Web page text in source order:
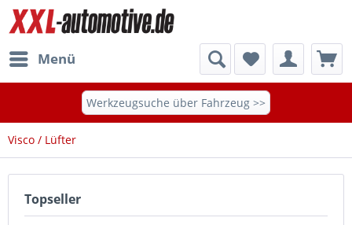
Menü
Werkzeugsuche über Fahrzeug >>
Visco / Lüfter
Topseller